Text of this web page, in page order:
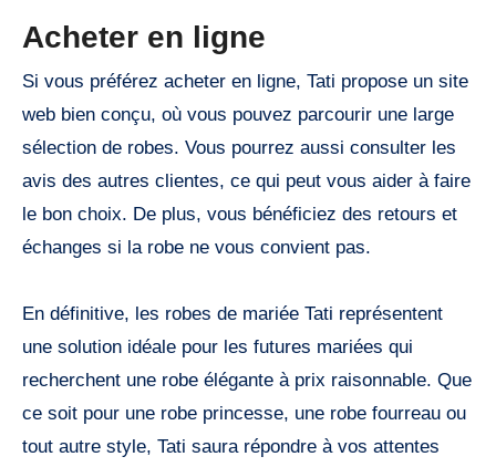
Acheter en ligne
Si vous préférez acheter en ligne, Tati propose un site
web bien conçu, où vous pouvez parcourir une large
sélection de robes. Vous pourrez aussi consulter les
avis des autres clientes, ce qui peut vous aider à faire
le bon choix. De plus, vous bénéficiez des retours et
échanges si la robe ne vous convient pas.
En définitive, les robes de mariée Tati représentent
une solution idéale pour les futures mariées qui
recherchent une robe élégante à prix raisonnable. Que
ce soit pour une robe princesse, une robe fourreau ou
tout autre style, Tati saura répondre à vos attentes